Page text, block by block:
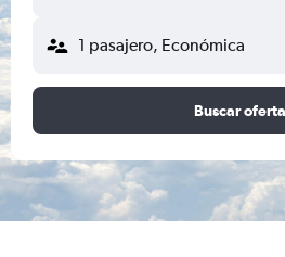
1 pasajero, Económica
Buscar